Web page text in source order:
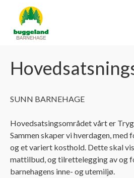
SUNN BARNEHAGE
Hovedsatsingsområdet vårt er
Sammen skaper vi hverdagen,
og et variert kosthold. Dette skal
mattilbud, og tilrettelegging av og
barnehagens inne- og utemiljø.